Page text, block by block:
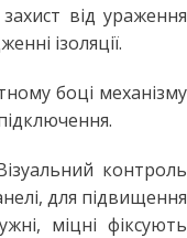
від ураження
ізоляції.
боці механізму
контроль
для підвищення
міцні фіксують